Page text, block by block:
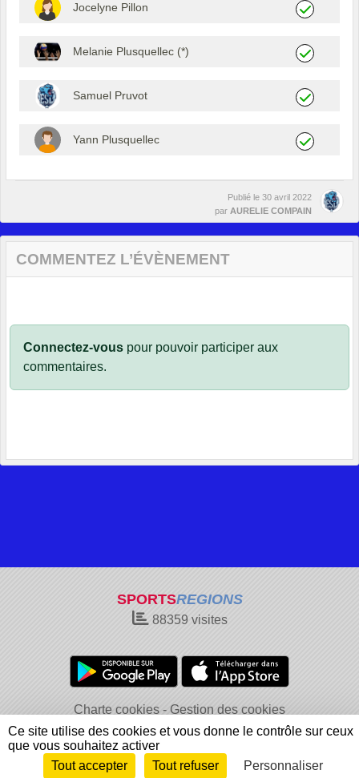
Jocelyne Pillon
Melanie Plusquellec (*)
Samuel Pruvot
Yann Plusquellec
Publié le 30 avril 2022
par AURELIE COMPAIN
COMMENTEZ L’ÉVÈNEMENT
Connectez-vous pour pouvoir participer aux
commentaires.
SPORTSREGIONS
88359 visites
Charte cookies
Gestion des cookies
Informations légales
Signaler un contenu inapproprié
Envie de participer ? Connexion
Ce site utilise des cookies et vous donne le contrôle sur ceux
que vous souhaitez activer
Tout accepter
Tout refuser Personnaliser